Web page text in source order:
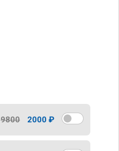
9800 2000 ₽